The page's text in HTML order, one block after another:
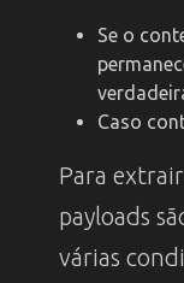
Se o
Caso
Para
payloads
várias